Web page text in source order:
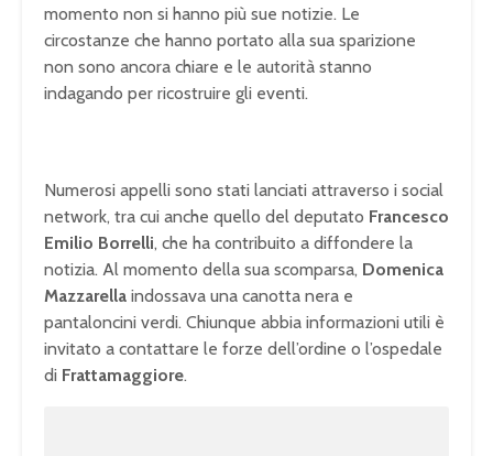
momento non si hanno più sue notizie. Le
circostanze che hanno portato alla sua sparizione
non sono ancora chiare e le autorità stanno
indagando per ricostruire gli eventi.
Numerosi appelli sono stati lanciati attraverso i social
network, tra cui anche quello del deputato Francesco
Emilio Borrelli, che ha contribuito a diffondere la
notizia. Al momento della sua scomparsa, Domenica
Mazzarella indossava una canotta nera e
pantaloncini verdi. Chiunque abbia informazioni utili è
invitato a contattare le forze dell’ordine o l’ospedale
di Frattamaggiore.